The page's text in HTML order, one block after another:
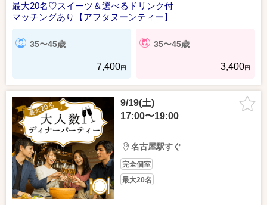
最大20名♡スイーツ＆選べるドリンク付
マッチングあり【アフタヌーンティー】
35〜45歳
7,400円
35〜45歳
3,400円
9/19(土)
17:00〜19:00
名古屋駅すぐ
完全個室
最大20名